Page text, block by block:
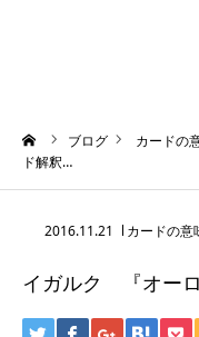
ブログ カードの
ド解釈…
2016.11.21 カードの意
イガルク 『オー
プロフィール
オーロラ・タロッ